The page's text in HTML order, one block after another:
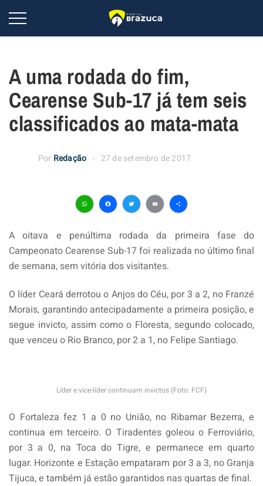
A uma rodada do fim,
Cearense Sub-17 já tem seis
classificados ao mata-mata
Por Redação 27 de setembro de 2017
WhatsApp
Facebook
Twitter
EmailShare
A oitava e penúltima rodada da primeira fase do
Campeonato Cearense Sub-17 foi realizada no último final
de semana, sem vitória dos visitantes.
O líder Ceará derrotou o Anjos do Céu, por 3 a 2, no Franzé
Morais, garantindo antecipadamente a primeira posição, e
segue invicto, assim como o Floresta, segundo colocado,
que venceu o Rio Branco, por 2 a 1, no Felipe Santiago.
Líder e vice-líder continuam invictos (Foto: FCF)
O Fortaleza fez 1 a 0 no União, no Ribamar Bezerra, e
continua em terceiro. O Tiradentes goleou o Ferroviário,
por 3 a 0, na Toca do Tigre, e permanece em quarto
lugar. Horizonte e Estação empataram por 3 a 3, no Granja
Tijuca, e também já estão garantidos nas quartas de final.